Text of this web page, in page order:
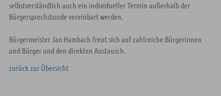
selbstverständlich auch ein individueller Termin außerhalb der
Bürgersprechstunde vereinbart werden.
Bürgermeister Jan Hambach freut sich auf zahlreiche Bürgerinnen
und Bürger und den direkten Austausch.
zurück zur Übersicht